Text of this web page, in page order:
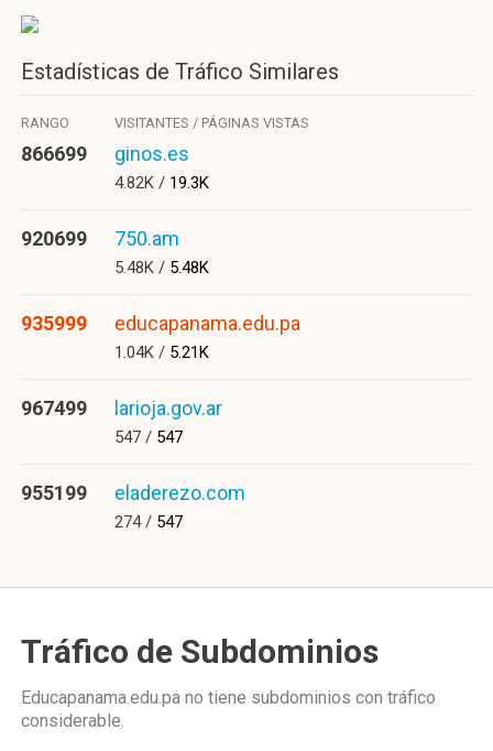
Estadísticas de Tráfico Similares
RANGO VISITANTES / PÁGINAS VISTAS
866699 ginos.es
4.82K / 19.3K
920699 750.am
5.48K / 5.48K
935999 educapanama.edu.pa
1.04K / 5.21K
967499 larioja.gov.ar
547 / 547
955199 eladerezo.com
274 / 547
Tráfico de Subdominios
Educapanama.edu.pa no tiene subdominios con tráfico
considerable.